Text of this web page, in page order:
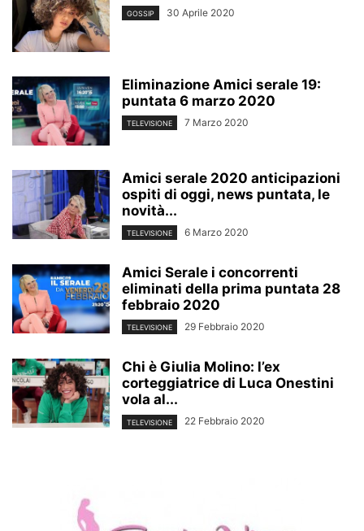
GOSSIP 30 Aprile 2020
Eliminazione Amici serale 19:
puntata 6 marzo 2020
TELEVISIONE 7 Marzo 2020
Amici serale 2020 anticipazioni
ospiti di oggi, news puntata, le
novità...
TELEVISIONE 6 Marzo 2020
Amici Serale i concorrenti
eliminati della prima puntata 28
febbraio 2020
TELEVISIONE 29 Febbraio 2020
Chi è Giulia Molino: l’ex
corteggiatrice di Luca Onestini
vola al...
TELEVISIONE 22 Febbraio 2020